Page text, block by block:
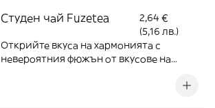
Студен чай Fuzetea
2,64 €
(5,16 лв.)
Открийте вкуса на хармонията с
невероятния фюжън от вкусове на